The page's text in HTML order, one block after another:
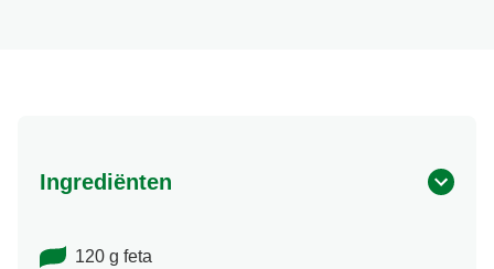
Ingrediënten
120 g feta